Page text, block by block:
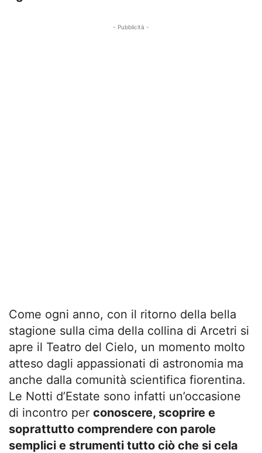
- Pubblicità -
Come ogni anno, con il ritorno della bella
stagione sulla cima della collina di Arcetri si
apre il Teatro del Cielo, un momento molto
atteso dagli appassionati di astronomia ma
anche dalla comunità scientifica fiorentina.
Le Notti d’Estate sono infatti un’occasione
di incontro per conoscere, scoprire e
soprattutto comprendere con parole
semplici e strumenti tutto ciò che si cela